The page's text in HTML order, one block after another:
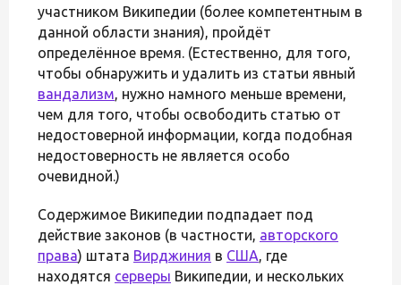
участником Википедии (более компетентным в
данной области знания), пройдёт
определённое время. (Естественно, для того,
чтобы обнаружить и удалить из статьи явный
вандализм, нужно намного меньше времени,
чем для того, чтобы освободить статью от
недостоверной информации, когда подобная
недостоверность не является особо
очевидной.)
Содержимое Википедии подпадает под
действие законов (в частности, авторского
права) штата Вирджиния в США, где
находятся серверы Википедии, и нескольких